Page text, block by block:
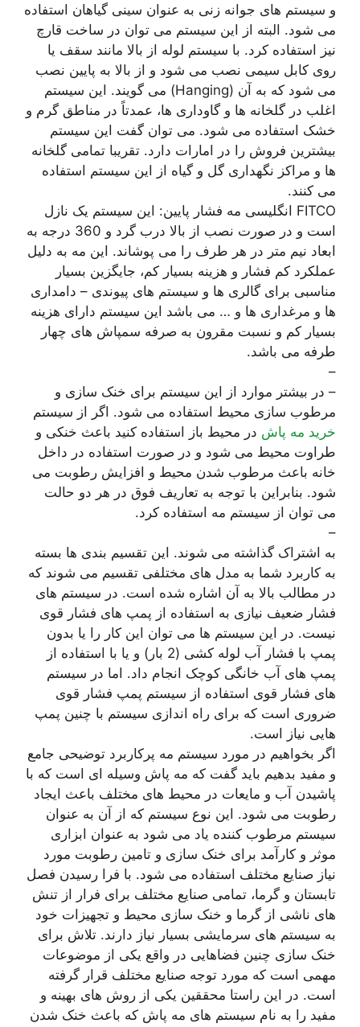
و سیستم های جوانه زنی به عنوان سینی گیاهان استفاده
می شود. البته از این سیستم می توان در ساخت قارچ
نیز استفاده کرد. با سیستم لوله از بالا مانند سقف یا
روی کابل سیمی نصب می شود و از بالا به پایین نصب
می شود که به آن (Hanging) می گویند. این سیستم
اغلب در گلخانه ها و گاوداری ها، عمدتاً در مناطق گرم و
خشک استفاده می شود. می توان گفت این سیستم
بیشترین فروش را در امارات دارد. تقریبا تمامی گلخانه
ها و مراکز نگهداری گل و گیاه از این سیستم استفاده
می کنند.
FITCO انگلیسی مه فشار پایین: این سیستم یک نازل
است و در صورت نصب از بالا درب گرد و 360 درجه به
ابعاد نیم متر در هر طرف را می پوشاند. این مه به دلیل
عملکرد کم فشار و هزینه بسیار کم، جایگزین بسیار
مناسبی برای گالری ها و سیستم های پیوندی – دامداری
ها و مرغداری ها و … می باشد این سیستم دارای هزینه
بسیار کم و نسبت مقرون به صرفه سمپاش های چهار
طرفه می باشد.
–
– در بیشتر موارد از این سیستم برای خنک سازی و
مرطوب سازی محیط استفاده می شود. اگر از سیستم
خرید مه پاش در محیط باز استفاده کنید باعث خنکی و
طراوت محیط می شود و در صورت استفاده در داخل
خانه باعث مرطوب شدن محیط و افزایش رطوبت می
شود. بنابراین با توجه به تعاریف فوق در هر دو حالت
می توان از سیستم مه استفاده کرد.
–
به اشتراک گذاشته می شوند. این تقسیم بندی ها بسته
به کاربرد شما به مدل های مختلفی تقسیم می شوند که
در مطالب بالا به آن اشاره شده است. در سیستم های
فشار ضعیف نیازی به استفاده از پمپ های فشار قوی
نیست. در این سیستم ها می توان این کار را یا بدون
پمپ با فشار آب لوله کشی (2 بار) و یا با استفاده از
پمپ های آب خانگی کوچک انجام داد. اما در سیستم
های فشار قوی استفاده از سیستم پمپ فشار قوی
ضروری است که برای راه اندازی سیستم با چنین پمپ
هایی نیاز است.
اگر بخواهیم در مورد سیستم مه پرکاربرد توضیحی جامع
و مفید بدهیم باید گفت که مه پاش وسیله ای است که با
پاشیدن آب و مایعات در محیط های مختلف باعث ایجاد
رطوبت می شود. این نوع سیستم که از آن به عنوان
سیستم مرطوب کننده یاد می شود به عنوان ابزاری
موثر و کارآمد برای خنک سازی و تامین رطوبت مورد
نیاز صنایع مختلف استفاده می شود. با فرا رسیدن فصل
تابستان و گرما، تمامی صنایع مختلف برای فرار از تنش
های ناشی از گرما و خنک سازی محیط و تجهیزات خود
به سیستم های سرمایشی بسیار نیاز دارند. تلاش برای
خنک سازی چنین فضاهایی در واقع یکی از موضوعات
مهمی است که مورد توجه صنایع مختلف قرار گرفته
است. در این راستا محققین یکی از روش های بهینه و
مفید را به نام سیستم های مه پاش که باعث خنک شدن